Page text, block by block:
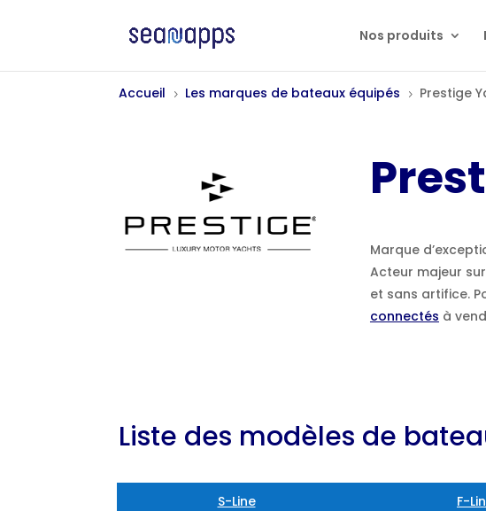
Nos produits
Accueil 5 Les marques de bateaux équipés 5 Prestige
Marque
Acteur majeur
et sans artifice.
connectés à
Liste des modèles de
S-Line F-